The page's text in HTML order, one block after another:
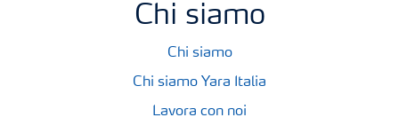
Chi siamo
Chi siamo
Chi siamo Yara Italia
Lavora con noi